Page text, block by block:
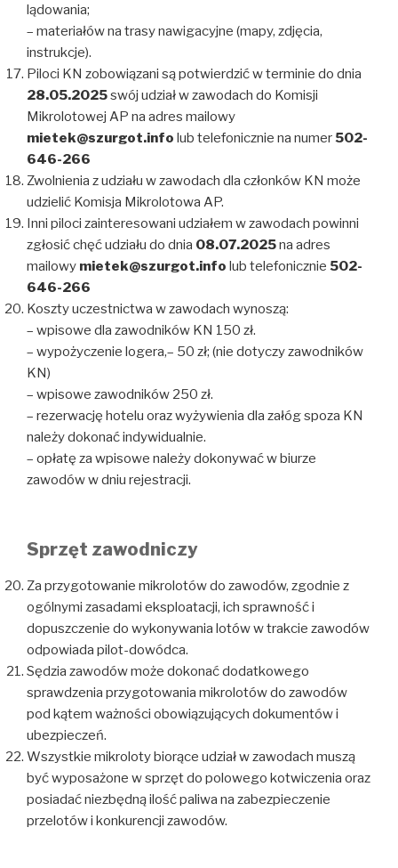
lądowania;
– materiałów na trasy nawigacyjne (mapy, zdjęcia,
instrukcje).
Piloci KN zobowiązani są potwierdzić w terminie do dnia
28.05.2025swój udział w zawodach do Komisji
Mikrolotowej AP na adres mailowy
mietek@szurgot.info lub telefonicznie na numer502-
646-266
Zwolnienia z udziału w zawodach dla członków KN może
udzielić Komisja Mikrolotowa AP.
Inni piloci zainteresowani udziałem w zawodach powinni
zgłosić chęć udziału do dnia 08.07.2025na adres
mailowy mietek@szurgot.info lub telefonicznie 502-
646-266
Koszty uczestnictwa w zawodach wynoszą:
– wpisowe dla zawodników KN 150 zł.
– wypożyczenie logera,– 50 zł; (nie dotyczy zawodników
KN)
– wpisowe zawodników 250 zł.
– rezerwację hotelu oraz wyżywienia dla załóg spoza KN
należy dokonać indywidualnie.
– opłatę za wpisowe należy dokonywać w biurze
zawodów w dniu rejestracji.
Sprzęt zawodniczy
Za przygotowanie mikrolotów do zawodów, zgodnie z
ogólnymi zasadami eksploatacji, ich sprawność i
dopuszczenie do wykonywania lotów w trakcie zawodów
odpowiada pilot-dowódca.
Sędzia zawodów może dokonać dodatkowego
sprawdzenia przygotowania mikrolotów do zawodów
pod kątem ważności obowiązujących dokumentów i
ubezpieczeń.
Wszystkie mikroloty biorące udział w zawodach muszą
być wyposażone w sprzęt do polowego kotwiczenia oraz
posiadać niezbędną ilość paliwa na zabezpieczenie
przelotów i konkurencji zawodów.